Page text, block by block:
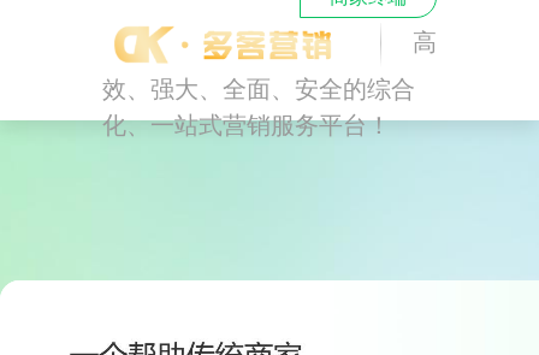
高
效、强大、全面、安全的综合
化、一站式营销服务平台！